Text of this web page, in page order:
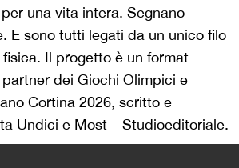
una vita intera. Segnano
E sono tutti legati da un unico filo
Il progetto è un format
dei Giochi Olimpici e
Cortina 2026, scritto e
Undici e Most – Studioeditoriale.